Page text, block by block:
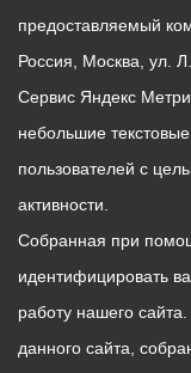
предоставляемый
Россия, Москва, ул.
Сервис Яндекс
небольшие
пользователей с
активности.
Собранная при
идентифицировать
работу нашего
данного сайта,